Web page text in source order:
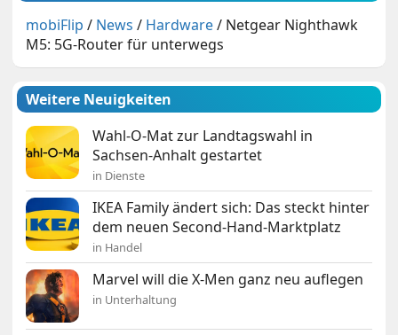
mobiFlip / News / Hardware/ Netgear Nighthawk
M5: 5G-Router für unterwegs
Weitere Neuigkeiten
Wahl-O-Mat zur Landtagswahl in
Sachsen-Anhalt gestartet
in Dienste
IKEA Family ändert sich: Das steckt hinter
dem neuen Second-Hand-Marktplatz
in Handel
Marvel will die X-Men ganz neu auflegen
in Unterhaltung